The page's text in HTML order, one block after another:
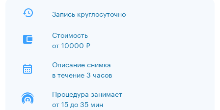
Запись круглосуточно
Стоимость
от10000 ₽
Описание снимка
в течение 3 часов
Процедура занимает
от 15 до 35 мин